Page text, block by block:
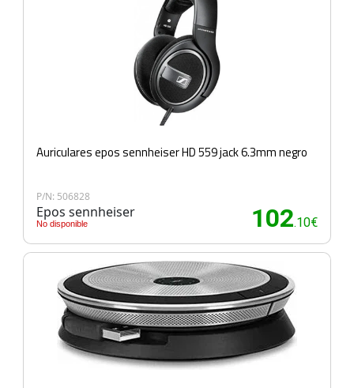
Auriculares epos sennheiser HD 559 jack 6.3mm negro
P/N: 506828
Epos sennheiser
No disponible 102.10€